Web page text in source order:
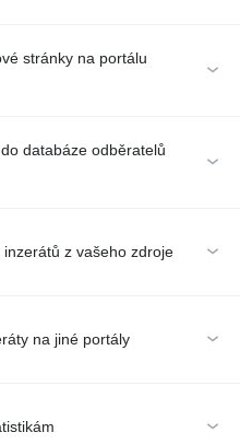
stránky na portálu
databáze odběratelů
z vašeho zdroje
na jiné portály